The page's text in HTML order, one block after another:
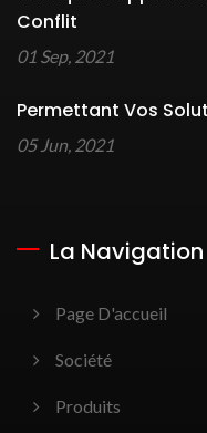
Conflit
01 Sep, 2021
Permettant Vos
05 Jun, 2021
La Navigation
Page D'accueil
Société
Produits